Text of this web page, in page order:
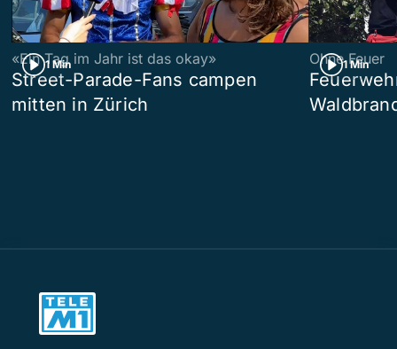
1 Min
«Ein Tag im Jahr ist das okay»
Street-Parade-Fans campen
mitten in Zürich
1 Min
Ohne Feuer